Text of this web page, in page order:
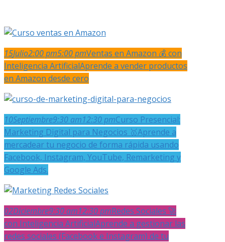
15Julio2:00 pm5:00 pmVentas en Amazon 💰 con
Inteligencia ArtificialAprende a vender productos
en Amazon desde cero
10Septiembre9:30 am12:30 pmCurso Presencial:
Marketing Digital para Negocios 🥇Aprende a
mercadear tu negocio de forma rápida usando
Facebook, Instagram, YouTube, Remarketing y
Google Ads.
02Diciembre9:30 am12:30 pmRedes Sociales 🚀
con Inteligencia ArtificialAprende a gestionar las
redes sociales (Facebook e Instagram) de tu